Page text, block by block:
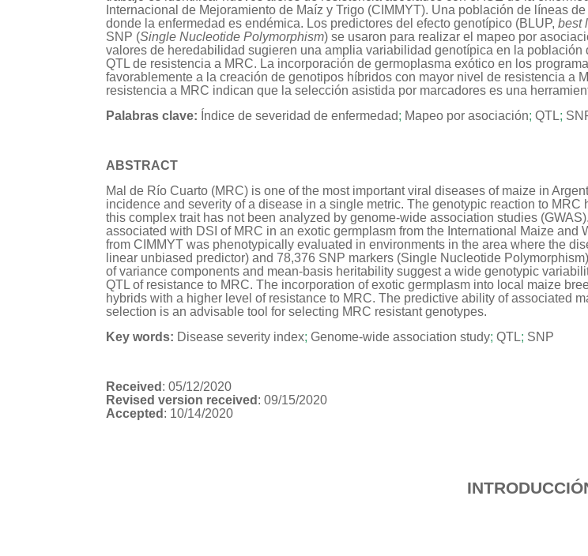
Internacional de Mejoramiento de Maíz y Trigo (CIMMYT). Una población de líneas
donde la enfermedad es endémica. Los predictores del efecto genotípico (BLUP,best
SNP (Single Nucleotide Polymorphism) se usaron para realizar el mapeo por
valores de heredabilidad sugieren una amplia variabilidad genotípica en la
QTL de resistencia a MRC. La incorporación de germoplasma exótico en los
favorablemente a la creación de genotipos híbridos con mayor nivel de resistencia a
resistencia a MRC indican que la selección asistida por marcadores es una
Palabras clave: Índice de severidad de enfermedad; Mapeo por asociación;QTL;
ABSTRACT
Mal de Río Cuarto (MRC) is one of the most important viral diseases of maize in
incidence and severity of a disease in a single metric. The genotypic reaction to
this complex trait has not been analyzed by genome-wide association studies
associated with DSI of MRC in an exotic germplasm from the International Maize
from CIMMYT was phenotypically evaluated in environments in the area where the
linear unbiased predictor) and 78,376 SNP markers (Single Nucleotide
of variance components and mean-basis heritability suggest a wide genotypic
QTL of resistance to MRC. The incorporation of exotic germplasm into local maize
hybrids with a higher level of resistance to MRC. The predictive ability of associated
selection is an advisable tool for selecting MRC resistant genotypes.
Key words: Disease severity index;Genome-wide association study;QTL; SNP
Received : 05/12/2020
Revised version received : 09/15/2020
Accepted : 10/14/2020